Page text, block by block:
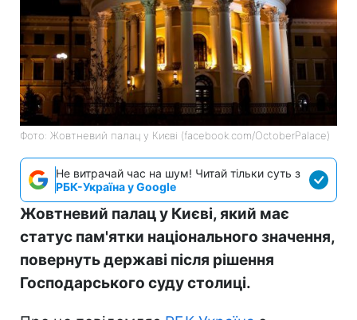
Фото: Жовтневий палац у Києві (facebook.com/OctoberPalace)
Не витрачай час на шум! Читай тільки суть з
РБК-Україна у Google
Жовтневий палац у Києві, який має
статус пам'ятки національного значення,
повернуть державі після рішення
Господарського суду столиці.